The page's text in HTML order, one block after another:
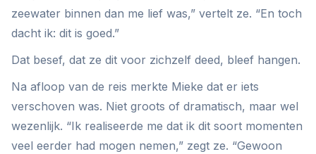
zeewater binnen dan me lief was,” vertelt ze. “En toch
dacht ik: dit is goed.”
Dat besef, dat ze dit voor zichzelf deed, bleef hangen.
Na afloop van de reis merkte Mieke dat er iets
verschoven was. Niet groots of dramatisch, maar wel
wezenlijk. “Ik realiseerde me dat ik dit soort momenten
veel eerder had mogen nemen,” zegt ze. “Gewoon